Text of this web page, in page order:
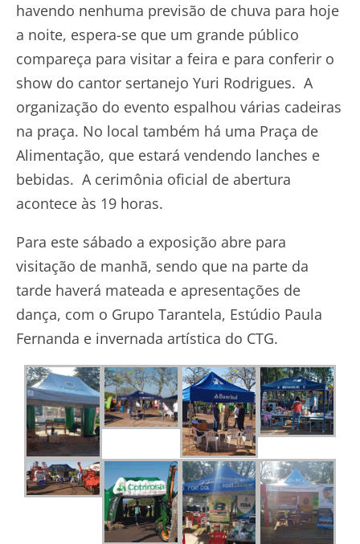
havendo nenhuma previsão de chuva para hoje
a noite, espera-se que um grande público
compareça para visitar a feira e para conferir o
show do cantor sertanejo Yuri Rodrigues. A
organização do evento espalhou várias cadeiras
na praça. No local também há uma Praça de
Alimentação, que estará vendendo lanches e
bebidas. A cerimônia oficial de abertura
acontece às 19 horas.
Para este sábado a exposição abre para
visitação de manhã, sendo que na parte da
tarde haverá mateada e apresentações de
dança, com o Grupo Tarantela, Estúdio Paula
Fernanda e invernada artística do CTG.